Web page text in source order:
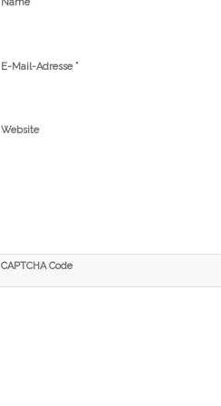
Name
E-Mail-Adresse *
Website
CAPTCHA Code